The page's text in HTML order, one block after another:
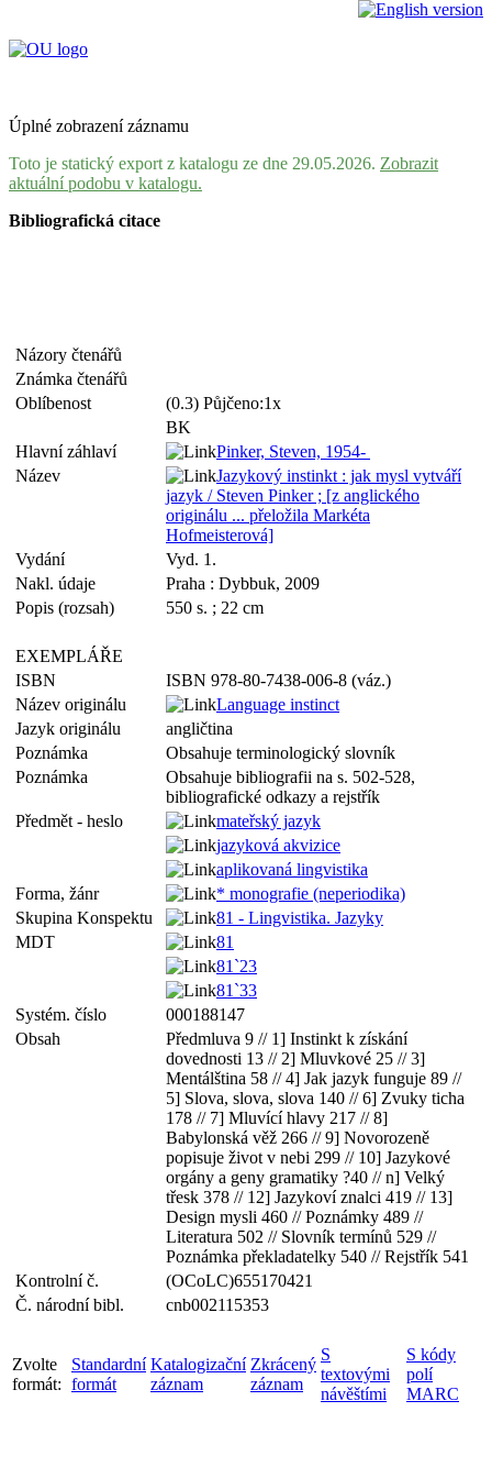
Úplné zobrazení záznamu
Toto je statický export z katalogu ze dne 29.05.2026. Zobrazit
aktuální podobu v katalogu.
Bibliografická citace
Názory čtenářů
Známka čtenářů
Oblíbenost
(0.3) Půjčeno:1x
BK
Hlavní záhlaví
Pinker, Steven, 1954-
Název
Jazykový instinkt : jak mysl vytváří
jazyk / Steven Pinker ; [z anglického
originálu ... přeložila Markéta
Hofmeisterová]
Vydání
Vyd. 1.
Nakl. údaje
Praha : Dybbuk, 2009
Popis (rozsah)
550 s. ; 22 cm
EXEMPLÁŘE
ISBN
ISBN 978-80-7438-006-8 (váz.)
Název originálu
Language instinct
Jazyk originálu
angličtina
Poznámka
Obsahuje terminologický slovník
Poznámka
Obsahuje bibliografii na s. 502-528,
bibliografické odkazy a rejstřík
Předmět - heslo
mateřský jazyk
jazyková akvizice
aplikovaná lingvistika
Forma, žánr
* monografie (neperiodika)
Skupina Konspektu
81 - Lingvistika. Jazyky
MDT
81
81`23
81`33
Systém. číslo
000188147
Obsah
Předmluva 9 // 1] Instinkt k získání
dovednosti 13 // 2] Mluvkové 25 // 3]
Mentálština 58 // 4] Jak jazyk funguje 89 //
5] Slova, slova, slova 140 // 6] Zvuky ticha
178 // 7] Mluvící hlavy 217 // 8]
Babylonská věž 266 // 9] Novorozeně
popisuje život v nebi 299 // 10] Jazykové
orgány a geny gramatiky ?40 // n] Velký
třesk 378 // 12] Jazykoví znalci 419 // 13]
Design mysli 460 // Poznámky 489 //
Literatura 502 // Slovník termínů 529 //
Poznámka překladatelky 540 // Rejstřík 541
Kontrolní č.
(OCoLC)655170421
Č. národní bibl.
cnb002115353
Zvolte
formát:
Standardní
formát
Katalogizační
záznam
Zkrácený
záznam
S
textovými
návěštími
S kódy
polí
MARC